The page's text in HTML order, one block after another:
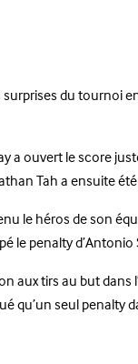
du
ouvert le score
Tah a ensuite
le héros de son
le penalty
aux tirs au but
qu’un seul